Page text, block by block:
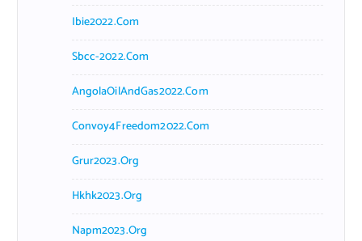
Ibie2022.com
Sbcc-2022.com
AngolaOilAndGas2022.com
Convoy4Freedom2022.com
Grur2023.org
Hkhk2023.org
Napm2023.org